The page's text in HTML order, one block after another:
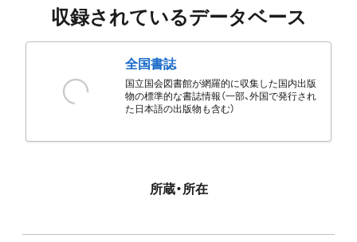
収録されているデータベース
全国書誌
国立国会図書館が網羅的に収集した国内出版
物の標準的な書誌情報（一部、外国で発行され
た日本語の出版物も含む）
所蔵・所在